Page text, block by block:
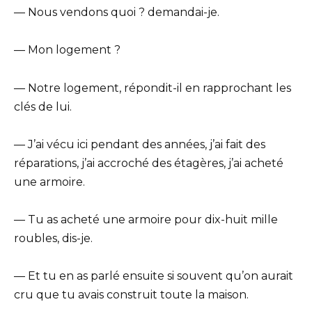
— Nous vendons quoi ? demandai-je.
— Mon logement ?
— Notre logement, répondit-il en rapprochant les
clés de lui.
— J’ai vécu ici pendant des années, j’ai fait des
réparations, j’ai accroché des étagères, j’ai acheté
une armoire.
— Tu as acheté une armoire pour dix-huit mille
roubles, dis-je.
— Et tu en as parlé ensuite si souvent qu’on aurait
cru que tu avais construit toute la maison.